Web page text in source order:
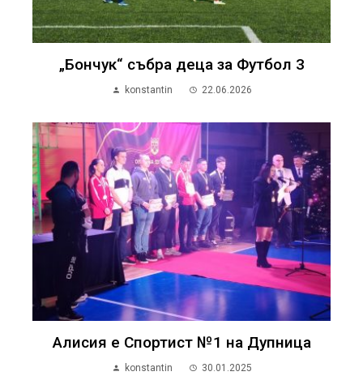
„Бончук“ събра деца за Футбол 3
konstantin 22.06.2026
Алисия е Спортист №1 на Дупница
konstantin 30.01.2025